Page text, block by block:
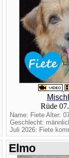
Rüde
Name: Fiete Alter:
Geschlecht:
Juli 2026: Fiete
Elmo